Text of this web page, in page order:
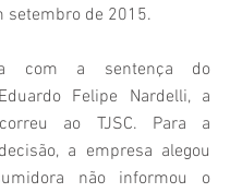
setembro de 2015.
com a sentença do
Felipe Nardelli, a
ao TJSC. Para a
a empresa alegou
não informou o